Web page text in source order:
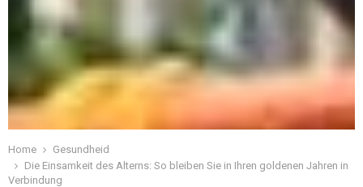
Home
Gesundheid
Die Einsamkeit des Alterns: So bleiben Sie in Ihren goldenen Jahren in
Verbindung